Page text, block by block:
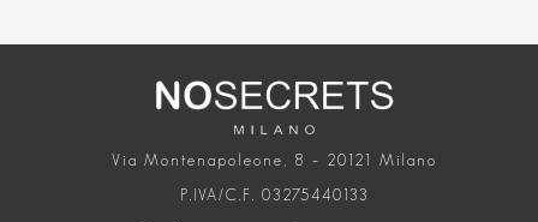
Via Montenapoleone, 8 – 20121 Milano
P.IVA/C.F. 03275440133